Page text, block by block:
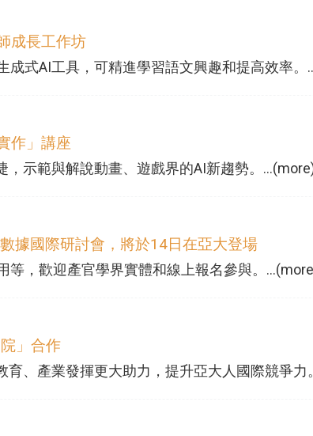
成長工作坊
式AI工具，可精進學習語文興趣和提高效率。
作」講座
示範與解說動畫、遊戲界的AI新趨勢。
據國際研討會，將於14日在亞大登場
，歡迎產官學界實體和線上報名參與。
」合作
、產業發揮更大助力，提升亞大人國際競爭力